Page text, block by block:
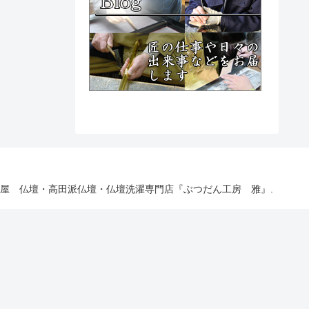
仏壇・高田派仏壇・仏壇洗濯専門店『ぶつだん工房 雅』.